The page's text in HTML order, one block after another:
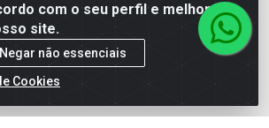
com o seu perfil e melhorar a
site.
Negar não essenciais
Cookies
LTDA - Avenida Doutor Jorge
da Aldeia - Manhuaçu / MG - CEP
- CNPJ 25.310.749/0001-66